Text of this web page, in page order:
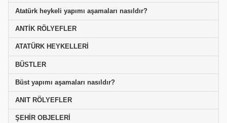
Atatürk heykeli yapımı aşamaları nasıldır?
ANTİK RÖLYEFLER
ATATÜRK HEYKELLERİ
BÜSTLER
Büst yapımı aşamaları nasıldır?
ANIT RÖLYEFLER
ŞEHİR OBJELERİ